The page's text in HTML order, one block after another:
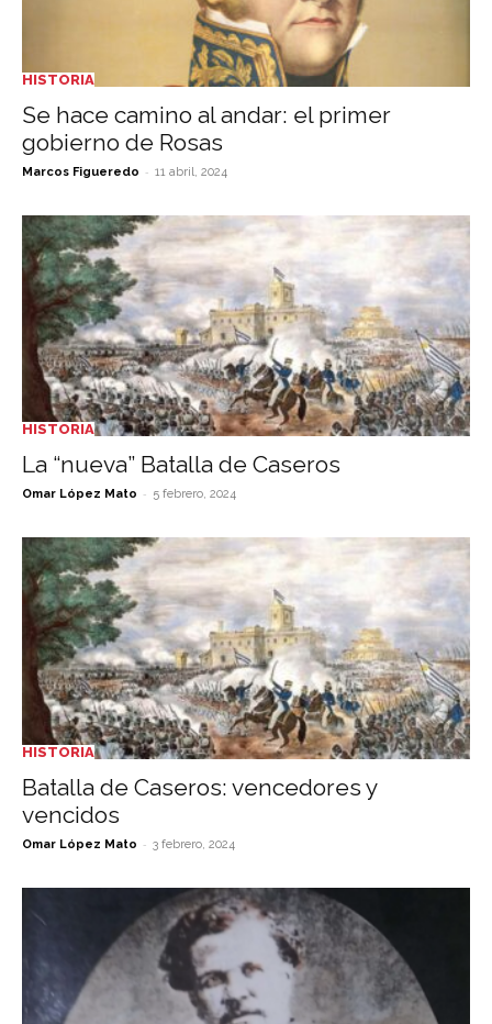
HISTORIA
Se hace camino al andar: el primer
gobierno de Rosas
Marcos Figueredo - 11 abril, 2024
HISTORIA
La “nueva” Batalla de Caseros
Omar López Mato - 5 febrero, 2024
HISTORIA
Batalla de Caseros: vencedores y
vencidos
Omar López Mato - 3 febrero, 2024